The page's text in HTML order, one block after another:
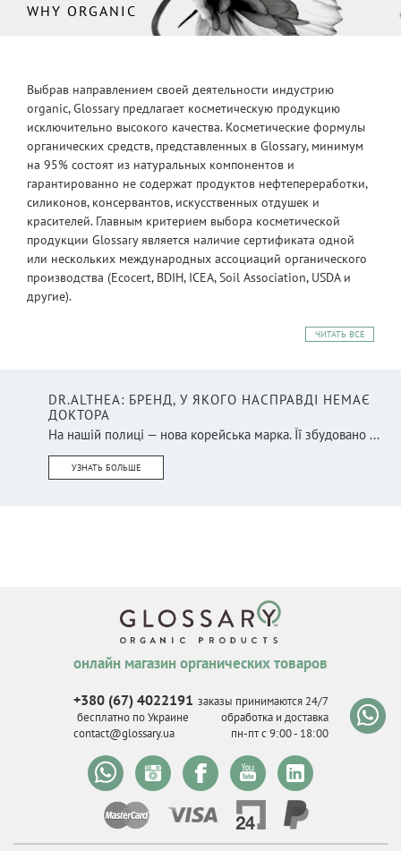
WHY ORGANIC
Выбрав направлением своей деятельности индустрию
organic, Glossary предлагает косметическую продукцию
исключительно высокого качества. Косметические формулы
органических средств, представленных в Glossary, минимум
на 95% состоят из натуральных компонентов и
гарантированно не содержат продуктов нефтепереработки,
силиконов, консервантов, искусственных отдушек и
красителей. Главным критерием выбора косметической
продукции Glossary является наличие сертификата одной
или нескольких международных ассоциаций органического
производства (Ecocert, BDIH, ICEA, Soil Association, USDA и
другие).
ЧИТАТЬ ВСЕ
DR.ALTHEA: БРЕНД, У ЯКОГО НАСПРАВДІ НЕМАЄ
ДОКТОРА
На нашій полиці — нова корейська марка. Її збудовано ...
УЗНАТЬ БОЛЬШЕ
онлайн магазин органических товаров
+380 (67) 4022191
бесплатно по Украине
contact@glossary.ua
заказы принимаются 24/7
обработка и доставка
пн-пт с 9:00 - 18:00